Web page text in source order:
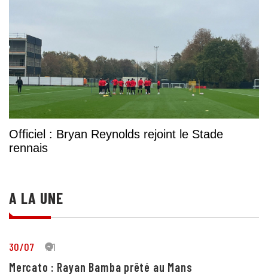
Officiel : Bryan Reynolds rejoint le Stade
rennais
A LA UNE
30/07 21
Mercato : Rayan Bamba prêté au Mans